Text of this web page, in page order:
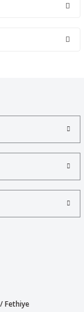
Fethiye